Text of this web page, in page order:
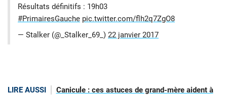
Résultats définitifs : 19h03
#PrimairesGauche pic.twitter.com/flh2q7ZgO8
— Stalker (@_Stalker_69_) 22 janvier 2017
LIRE AUSSI Canicule : ces astuces de grand-mère aident à